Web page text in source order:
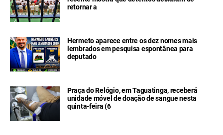
retornar a
Hermeto aparece entre os dez nomes mais
lembrados em pesquisa espontânea para
deputado
Praça do Relógio, em Taguatinga, receberá
unidade móvel de doação de sangue nesta
quinta-feira (6